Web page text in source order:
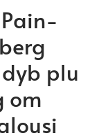
plu
om